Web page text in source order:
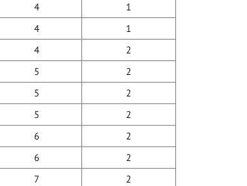
4
1
4
1
4
2
5
2
5
2
5
2
6
2
6
2
7 2